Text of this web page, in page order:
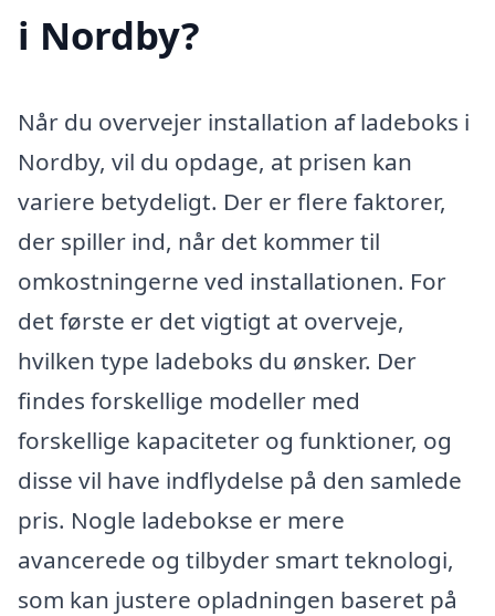
i Nordby?
Når du overvejer installation af ladeboks i
Nordby, vil du opdage, at prisen kan
variere betydeligt. Der er flere faktorer,
der spiller ind, når det kommer til
omkostningerne ved installationen. For
det første er det vigtigt at overveje,
hvilken type ladeboks du ønsker. Der
findes forskellige modeller med
forskellige kapaciteter og funktioner, og
disse vil have indflydelse på den samlede
pris. Nogle ladebokse er mere
avancerede og tilbyder smart teknologi,
som kan justere opladningen baseret på